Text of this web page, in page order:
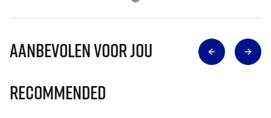
Aanbevolen voor jou
Recommended